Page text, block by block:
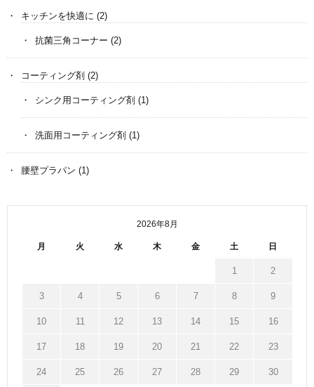
キッチンを快適に (2)
抗菌三角コーナー (2)
コーティング剤 (2)
シンク用コーティング剤 (1)
洗面用コーティング剤 (1)
腰壁プラパン (1)
2026年8月
月 火 水 木 金 土 日
1 2
3 4 5 6 7 8 9
10 11 12 13 14 15 16
17 18 19 20 21 22 23
24 25 26 27 28 29 30